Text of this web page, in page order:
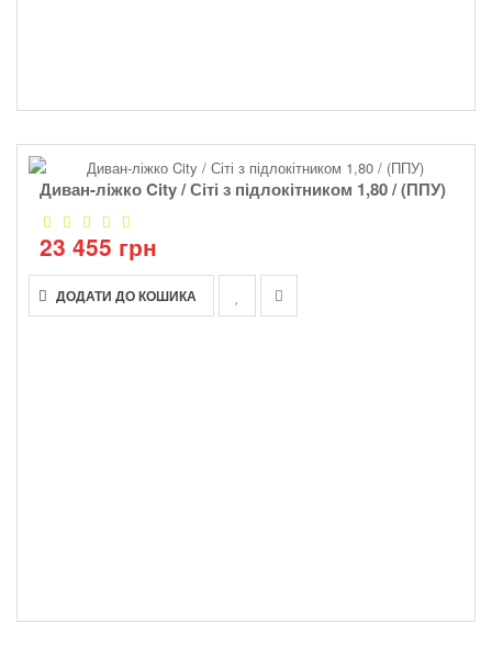
Диван-ліжко City / Сіті з підлокітником 1,80 / (ППУ)
23 455 грн
ДОДАТИ ДО КОШИКА